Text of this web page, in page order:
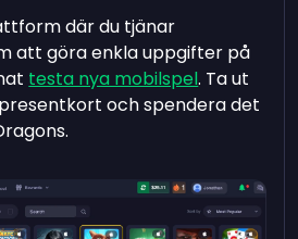
där du tjänar
att göra enkla uppgifter på
testa nya mobilspel. Ta ut
och spendera det